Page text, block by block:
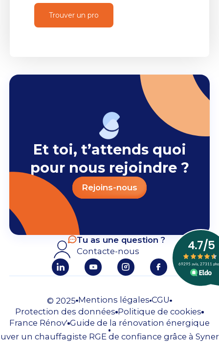
Trouver un pro
Et toi, t’attends quoi
pour nous rejoindre ?
Rejoins-nous
Tu as une question ?
Contacte-nous
© 2025 Mentions légales CGU
Protection des données Politique de cookies
France Rénov' Guide de la rénovation énergique
un chauffagiste RGE de confiance grâce à